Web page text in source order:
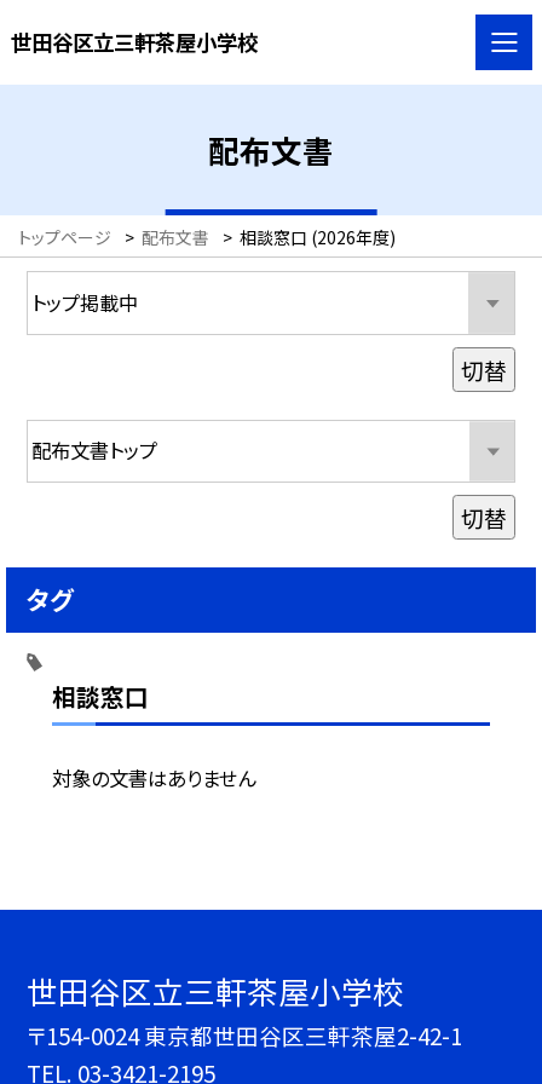
世田谷区立三軒茶屋小学校
配布文書
トップページ > 配布文書 > 相談窓口 (2026年度)
相談窓口
対象の文書はありません
切替
切替
タグ
世田谷区立三軒茶屋小学校
〒154-0024 東京都世田谷区三軒茶屋2-42-1
TEL. 03-3421-2195